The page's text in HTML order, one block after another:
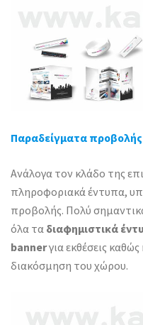
Παραδείγματα προβολής
Ανάλογα τον κλάδο της
πληροφοριακά έντυπα,
προβολής. Πολύ
όλα τα διαφημιστικά
bannerγια εκθέσεις
διακόσμηση του χώρου.